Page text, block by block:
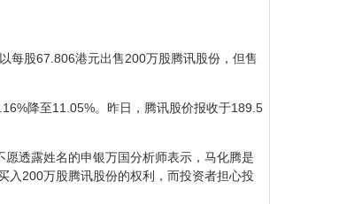
每股67.806港元出售200万股腾讯股份，但售
降至11.05%。昨日，腾讯股价报收于189.5
透露姓名的申银万国分析师表示，马化腾是
入200万股腾讯股份的权利，而投资者担心投